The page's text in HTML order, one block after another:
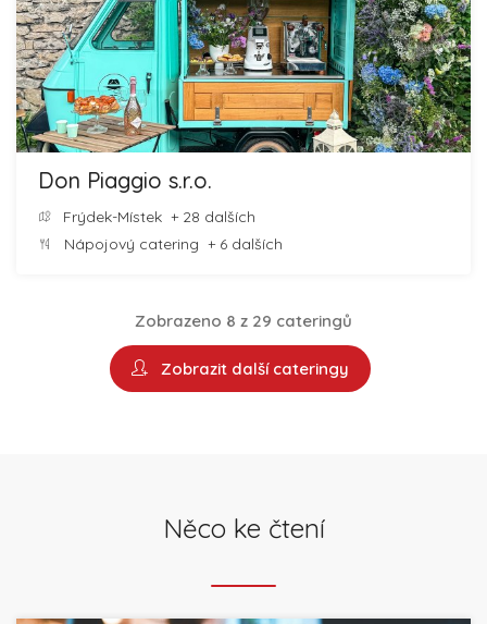
Don Piaggio s.r.o.
Frýdek-Místek + 28 dalších
Nápojový catering + 6 dalších
Zobrazeno 8 z 29 cateringů
Zobrazit další cateringy
Něco ke čtení